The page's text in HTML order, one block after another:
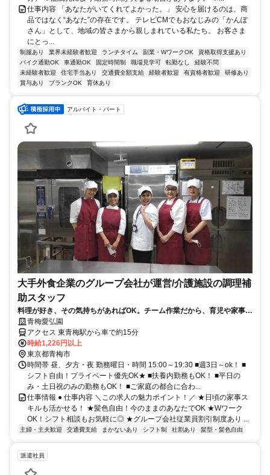
仕事内容 「あなたがいてくれてよかった。」 安心を届けるのは、商
品ではなく“あなた”の存在です。 テレビCMでもおなじみの「かんぽ
さん」として、地域の皆さまから親しまれている私たち。 お客さま
にとっ...
制服あり 業界未経験者歓迎 ランチタイム 副業・WワークOK
資格取得支援あり
バイク通勤OK
車通勤OK 固定時間制 職場見学可 転勤なし
経験不問
未経験者歓迎
住宅手当あり 交通費全額支給 経験者歓迎 有資格者歓迎
研修あり
賞与あり
ブランクOK 育休あり
アルバイト・パート
大手外食企業のグループ会社が運営/介護施設の調理補
助スタッフ
料理が好き、その気持ちがあればOK。チーム作業だから、育児や家事と
無理なく両立可能◎
青梅愛弘園
アクセス 東青梅駅から車で約15分
時給1,226円以上
東京都青梅市
時間帯 昼、夕方・夜 勤務曜日・時間 15:00～19:30 ■週3日～ok！ ■
シフト自由！プライベート優先OK★ ■扶養内勤務もOK！ ■平日の
み・土日祝のみの勤務もOK！ ■ご家庭の都合に合わ...
仕事情報 ● 仕事内容 ＼この求人の魅力ポイント！／ ★日頃の家事ス
キルも活かせる！ ★髪色自由！今のままのあなたでOK ★Wワーク
OK！シフト相談もお気軽に◎ ★グループ会社従業員割引制度あり ...
主婦・主夫歓迎 交通費支給 まかないあり シフト制 社割あり 髪型・髪色自由
派遣社員